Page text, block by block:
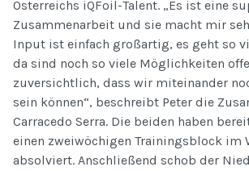
Österreichs iQFoil-Talent. „Es ist eine
Zusammenarbeit und sie macht mir
Input ist einfach großartig, es geht so
da sind noch so viele Möglichkeiten
zuversichtlich, dass wir miteinander
sein können“, beschreibt Peter die
Carracedo Serra. Die beiden haben
einen zweiwöchigen Trainingsblock im
absolviert. Anschließend schob der